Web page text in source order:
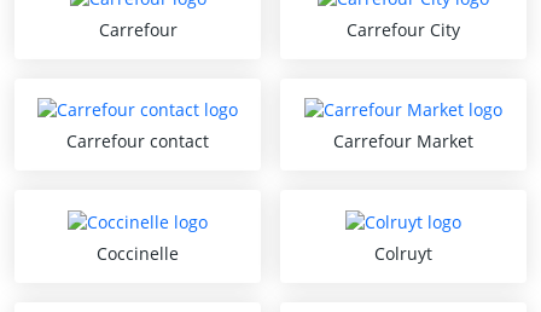
Carrefour Carrefour City
Carrefour contact Carrefour Market
Coccinelle Colruyt